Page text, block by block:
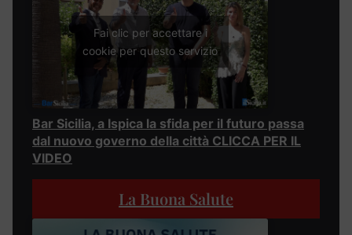
Fai clic per accettare i
cookie per questo servizio
Bar Sicilia, a Ispica la sfida per il futuro passa
dal nuovo governo della città CLICCA PER IL
VIDEO
La Buona Salute